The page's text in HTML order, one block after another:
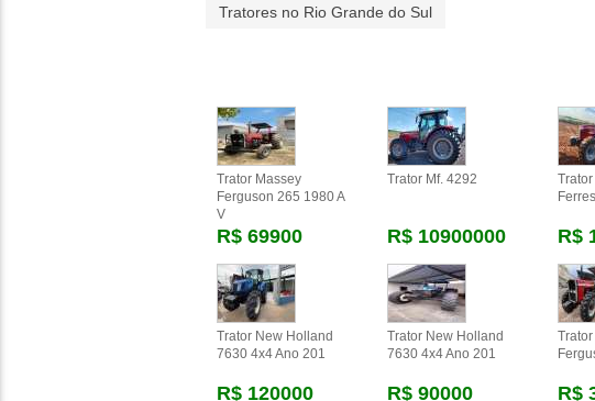
Tratores no Rio Grande do Sul
Trator Massey
Ferguson 265 1980 A
V
R$ 69900
Trator Mf. 4292
R$ 10900000 R$
Trator New Holland
7630 4x4 Ano 201
R$ 120000
Trator New Holland
7630 4x4 Ano 201
R$ 90000 R$